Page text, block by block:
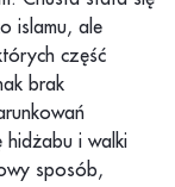
islamu, ale
część
brak
hidżabu i walki
sposób,